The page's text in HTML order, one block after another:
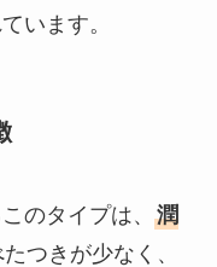
います。
のタイプは、 潤
つきが少なく、